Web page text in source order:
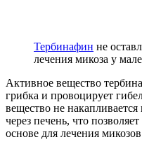
Тербинафин не
лечения микоза у
Активное вещество
грибка и провоцирует
вещество не
через печень, что
основе для лечения